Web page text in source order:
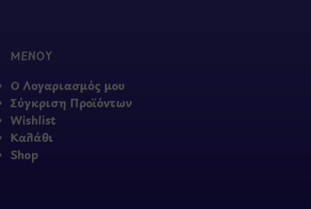
ΜΕΝΟΥ
Ο Λογαριασμός μου
Σύγκριση Προϊόντων
Wishlist
Καλάθι
Shop